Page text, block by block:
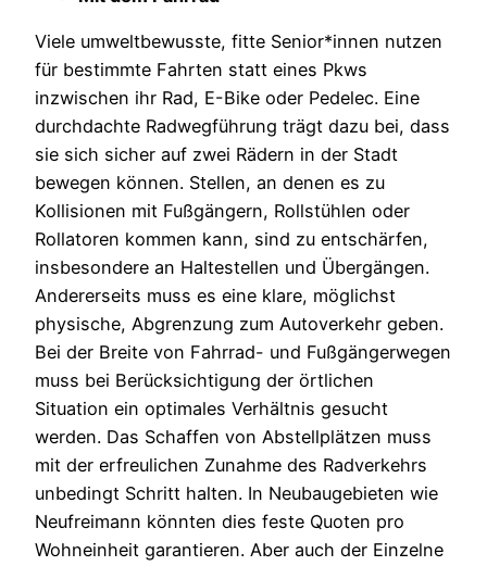
Viele umweltbewusste, fitte Senior*innen nutzen
für bestimmte Fahrten statt eines Pkws
inzwischen ihr Rad, E-Bike oder Pedelec. Eine
durchdachte Radwegführung trägt dazu bei, dass
sie sich sicher auf zwei Rädern in der Stadt
bewegen können. Stellen, an denen es zu
Kollisionen mit Fußgängern, Rollstühlen oder
Rollatoren kommen kann, sind zu entschärfen,
insbesondere an Haltestellen und Übergängen.
Andererseits muss es eine klare, möglichst
physische, Abgrenzung zum Autoverkehr geben.
Bei der Breite von Fahrrad- und Fußgängerwegen
muss bei Berücksichtigung der örtlichen
Situation ein optimales Verhältnis gesucht
werden. Das Schaffen von Abstellplätzen muss
mit der erfreulichen Zunahme des Radverkehrs
unbedingt Schritt halten. In Neubaugebieten wie
Neufreimann könnten dies feste Quoten pro
Wohneinheit garantieren. Aber auch der Einzelne